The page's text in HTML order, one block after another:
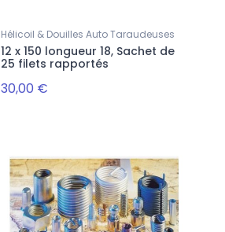
Hélicoil & Douilles Auto Taraudeuses
12 x 150 longueur 18, Sachet de
25 filets rapportés
30,00 €